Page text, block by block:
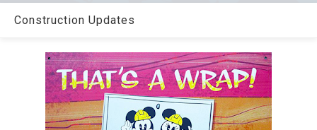
Construction Updates